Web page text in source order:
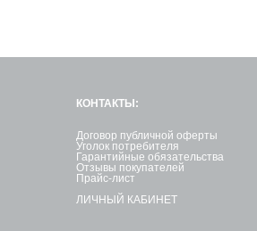
КОНТАКТЫ:
Договор публичной оферты
Уголок потребителя
Гарантийные обязательства
Отзывы покупателей
Прайс-лист
ЛИЧНЫЙ КАБИНЕТ